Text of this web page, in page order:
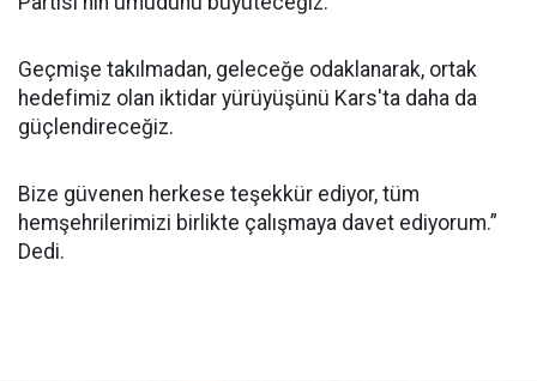
Geçmişe takılmadan, geleceğe odaklanarak, ortak
hedefimiz olan iktidar yürüyüşünü Kars'ta daha da
güçlendireceğiz.
Bize güvenen herkese teşekkür ediyor, tüm
hemşehrilerimizi birlikte çalışmaya davet ediyorum.”
Dedi.